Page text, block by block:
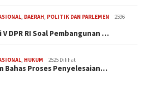
, DAERAH, POLITIK DAN PARLEMEN
2596
V DPR RI Soal Pembangunan …
, HUKUM 2525 Dilihat
Bahas Proses Penyelesaian…